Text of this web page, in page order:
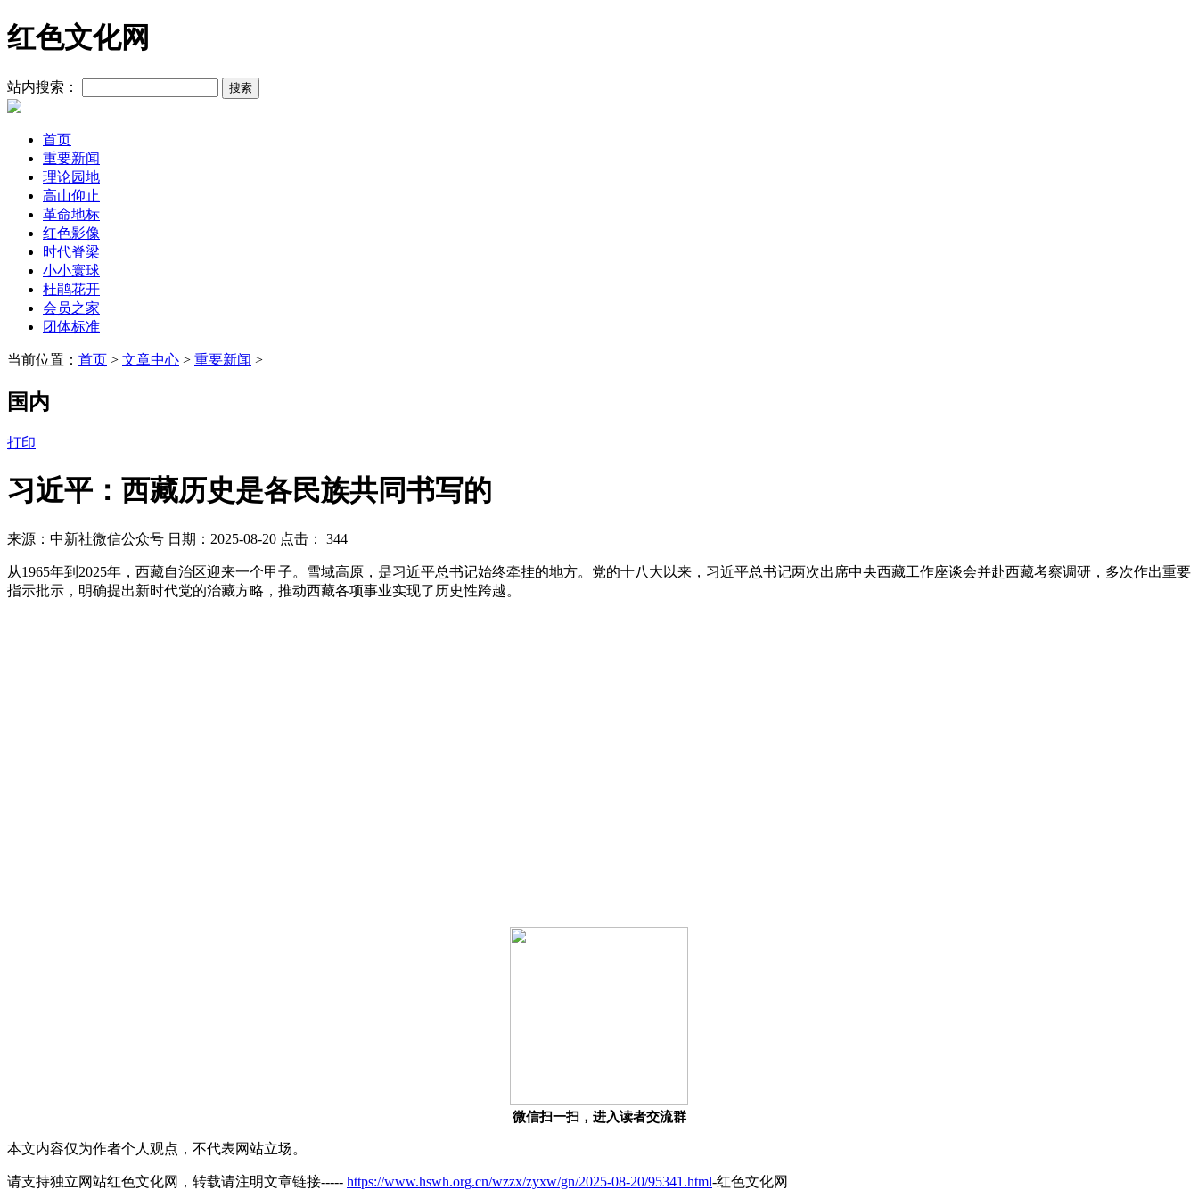
红色文化网
站内搜索：
首页
重要新闻
理论园地
高山仰止
革命地标
红色影像
时代脊梁
小小寰球
杜鹃花开
会员之家
团体标准
当前位置： 首页 > 文章中心 > 重要新闻 >
国内
打印
习近平：西藏历史是各民族共同书写的
来源：中新社微信公众号 日期：2025-08-20 点击： 344
从1965年到2025年，西藏自治区迎来一个甲子。雪域高原，是习近平总书记始终牵挂的地方。党的十八大以来，习近平总书记两次出席中央西藏工作座谈会并赴西藏考察调研，多次作出重要
指示批示，明确提出新时代党的治藏方略，推动西藏各项事业实现了历史性跨越。
微信扫一扫，进入读者交流群
本文内容仅为作者个人观点，不代表网站立场。
请支持独立网站红色文化网，转载请注明文章链接----- https://www.hswh.org.cn/wzzx/zyxw/gn/2025-08-20/95341.html-红色文化网